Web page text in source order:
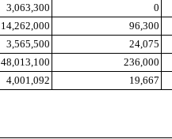
3,063,300 0
14,262,000 96,300
3,565,500 24,075
48,013,100 236,000
4,001,092 19,667